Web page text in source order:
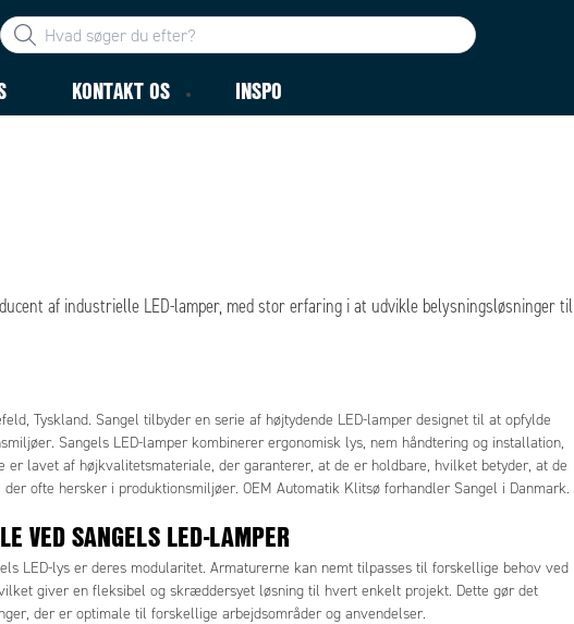
KONTAKT OS INSPO
af industrielle LED-lamper, med stor erfaring i at udvikle belysningsløsninger til
Tyskland. Sangel tilbyder en serie af højtydende LED-lamper designet til at opfylde
Sangels LED-lamper kombinerer ergonomisk lys, nem håndtering og installation,
er lavet af højkvalitetsmateriale, der garanterer, at de er holdbare, hvilket betyder, at de
ofte hersker i produktionsmiljøer. OEM Automatik Klitsø forhandler Sangel i Danmark.
VED SANGELS LED-LAMPER
LED-lys er deres modularitet. Armaturerne kan nemt tilpasses til forskellige behov ved
giver en fleksibel og skræddersyet løsning til hvert enkelt projekt. Dette gør det
der er optimale til forskellige arbejdsområder og anvendelser.